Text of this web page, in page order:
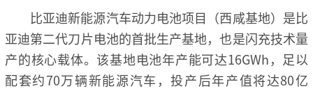
比亚迪新能源汽车动力电池项目（西咸基地）是比
亚迪第二代刀片电池的首批生产基地，也是闪充技术量
产的核心载体。该基地电池年产能可达16GWh，足以
配套约70万辆新能源汽车，投产后年产值将达80亿